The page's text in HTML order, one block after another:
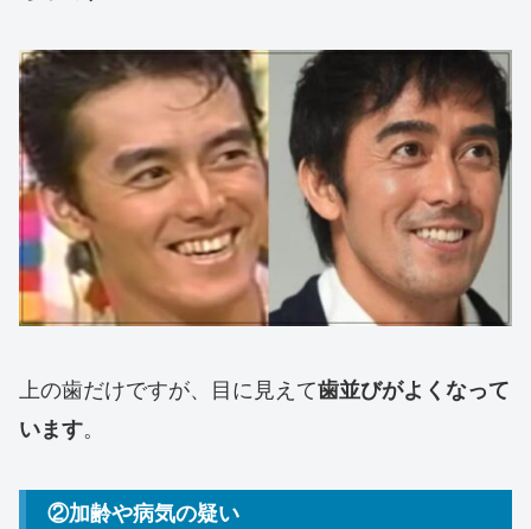
上の歯だけですが、目に見えて歯並びがよくなって
います。
②加齢や病気の疑い